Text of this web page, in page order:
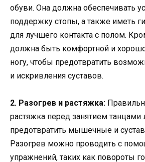
обуви. Она должна обеспечивать
поддержку стопы, а также иметь
для лучшего контакта с полом.
должна быть комфортной и
ногу, чтобы предотвратить
и искривления суставов.
2. Разогрев и растяжка:
растяжка перед занятием танцами
предотвратить мышечные и
Разогрев можно проводить с
упражнений, таких как повороты